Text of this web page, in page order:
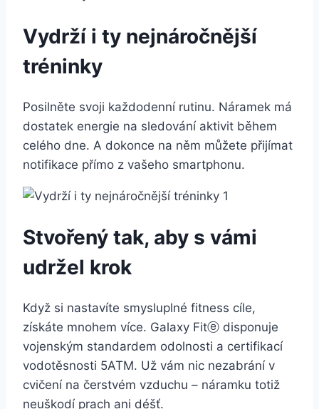
Vydrží i ty nejnáročnější
tréninky
Posilněte svoji každodenní rutinu. Náramek má
dostatek energie na sledování aktivit během
celého dne. A dokonce na něm můžete přijímat
notifikace přímo z vašeho smartphonu.
Stvořený tak, aby s vámi
udržel krok
Když si nastavíte smysluplné fitness cíle,
získáte mnohem více. Galaxy Fitⓔ disponuje
vojenským standardem odolnosti a certifikací
vodotěsnosti 5ATM. Už vám nic nezabrání v
cvičení na čerstvém vzduchu – náramku totiž
neuškodí prach ani déšť.